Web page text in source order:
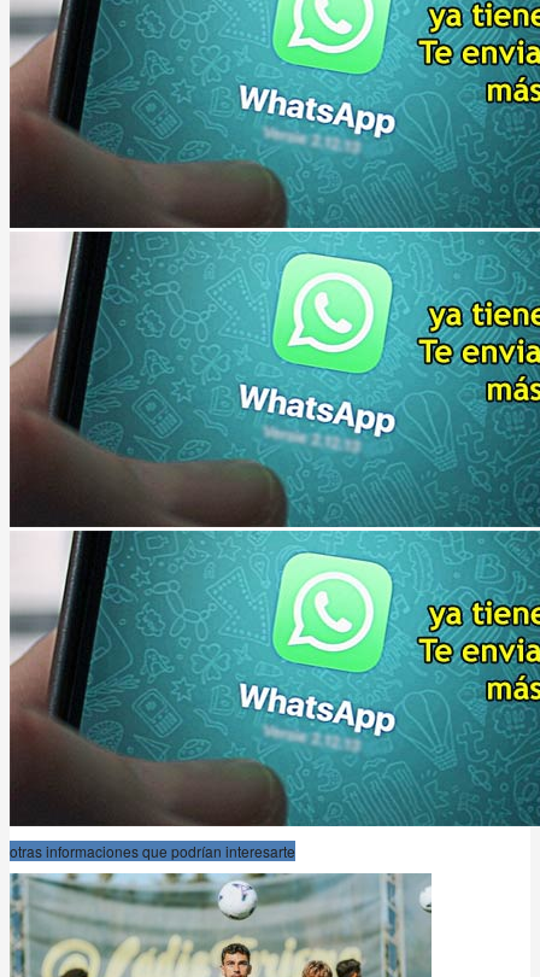
otras informaciones que podrían interesarte